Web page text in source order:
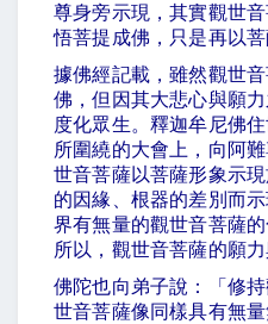
尊身旁示現，其實觀世
悟菩提成佛，只是再以菩
據佛經記載，雖然觀世
佛，但因其大悲心與願
度化眾生。釋迦牟尼佛
所圍繞的大會上，向阿
世音菩薩以菩薩形象示
的因緣、根器的差別而
界有無量的觀世音菩薩
所以，觀世音菩薩的願
佛陀也向弟子說：「修
世音菩薩像同樣具有無